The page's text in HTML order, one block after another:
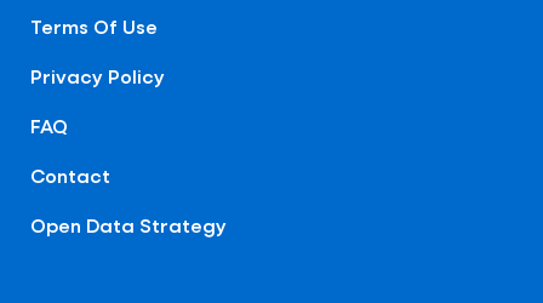
Terms Of Use
Privacy Policy
FAQ
Contact
Open Data Strategy